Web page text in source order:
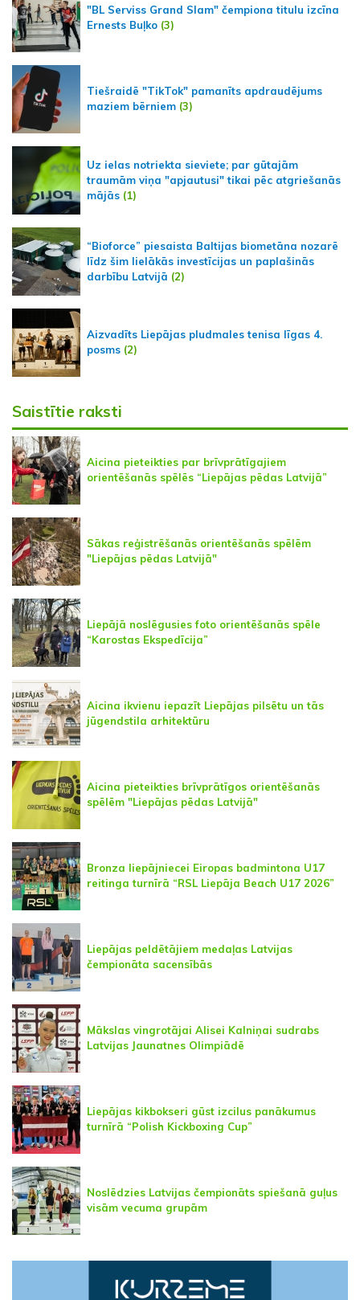
"BL Serviss Grand Slam" čempiona titulu izcīna
Ernests Buļko (3)
Tiešraidē "TikTok" pamanīts apdraudējums
maziem bērniem (3)
Uz ielas notriekta sieviete; par gūtajām
traumām viņa "apjautusi" tikai pēc atgriešanās
mājās (1)
“Bioforce” piesaista Baltijas biometāna nozarē
līdz šim lielākās investīcijas un paplašinās
darbību Latvijā (2)
Aizvadīts Liepājas pludmales tenisa līgas 4.
posms (2)
Saistītie raksti
Aicina pieteikties par brīvprātīgajiem
orientēšanās spēlēs “Liepājas pēdas Latvijā”
Sākas reģistrēšanās orientēšanās spēlēm
"Liepājas pēdas Latvijā"
Liepājā noslēgusies foto orientēšanās spēle
“Karostas Ekspedīcija”
Aicina ikvienu iepazīt Liepājas pilsētu un tās
jūgendstila arhitektūru
Aicina pieteikties brīvprātīgos orientēšanās
spēlēm "Liepājas pēdas Latvijā"
Bronza liepājniecei Eiropas badmintona U17
reitinga turnīrā “RSL Liepāja Beach U17 2026”
Liepājas peldētājiem medaļas Latvijas
čempionāta sacensībās
Mākslas vingrotājai Alisei Kalniņai sudrabs
Latvijas Jaunatnes Olimpiādē
Liepājas kikbokseri gūst izcilus panākumus
turnīrā “Polish Kickboxing Cup”
Noslēdzies Latvijas čempionāts spiešanā guļus
visām vecuma grupām